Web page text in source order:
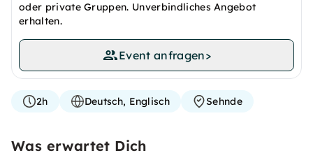
oder private Gruppen. Unverbindliches Angebot
erhalten.
Event anfragen>
2h Deutsch, Englisch Sehnde
Was erwartet Dich